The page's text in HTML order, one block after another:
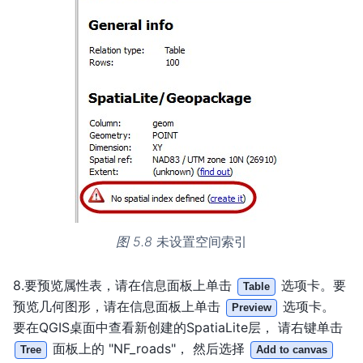
图 5.8 未设置空间索引
8.要预览属性表，请在信息面板上单击 Table
选项卡。要
预览几何图形，请在信息面板上单击
Preview
选项卡。
要在QGIS桌面中查看新创建的SpatiaLite层， 请右键单击
Tree 面板上的 "NF_roads"， 然后选择 Add to canvas